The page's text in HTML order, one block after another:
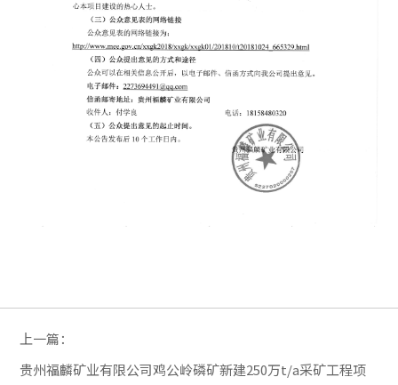
上一篇：
贵州福麟矿业有限公司鸡公岭磷矿新建250万t/a采矿工程项